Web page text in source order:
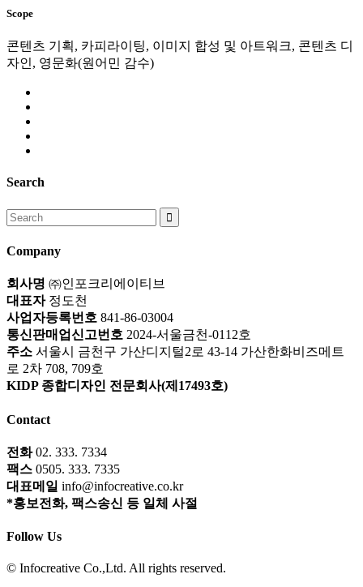
Scope
콘텐츠 기획, 카피라이팅, 이미지 합성 및 아트워크, 콘텐츠 디
자인, 영문화(원어민 감수)
Search
Search
for:
Company
회사명 ㈜인포크리에이티브
대표자정도천
사업자등록번호 841-86-03004
통신판매업신고번호 2024-서울금천-0112호
주소 서울시 금천구 가산디지털2로 43-14 가산한화비즈메트
로 2차 708, 709호
KIDP 종합디자인 전문회사(제17493호)
Contact
전화02. 333. 7334
팩스 0505. 333. 7335
대표메일 info@infocreative.co.kr
*홍보전화, 팩스송신 등 일체 사절
Follow Us
© Infocreative Co.,Ltd. All rights reserved.